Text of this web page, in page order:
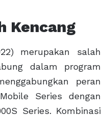
dengan AMD
Memory.
CPU AMD Ryzen
dapat mengakses